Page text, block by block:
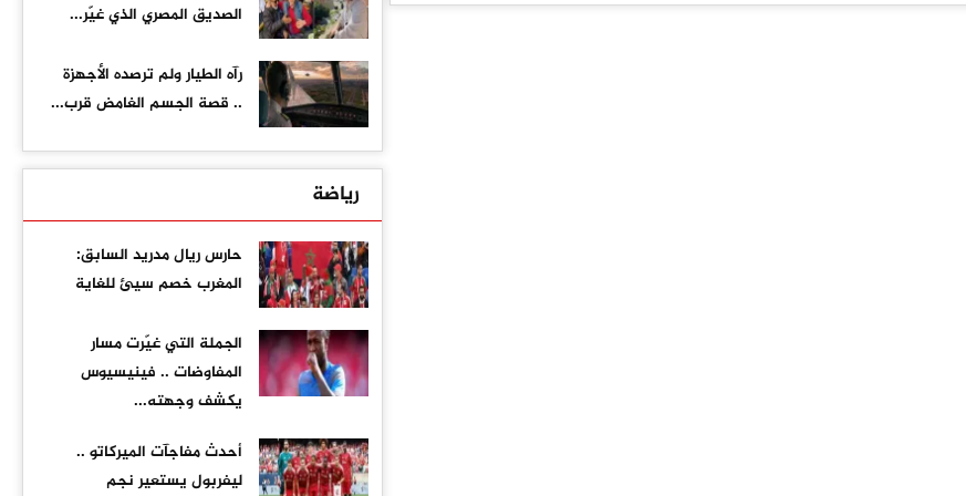
الصديق المصري الذي غيّر...
رآه الطيار ولم ترصده الأجهزة
.. قصة الجسم الغامض قرب...
رياضة
حارس ريال مدريد السابق:
المغرب خصم سيئ للغاية
الجملة التي غيّرت مسار
المفاوضات .. فينيسيوس
يكشف وجهته...
أحدث مفاجآت الميركاتو ..
ليفربول يستعير نجم